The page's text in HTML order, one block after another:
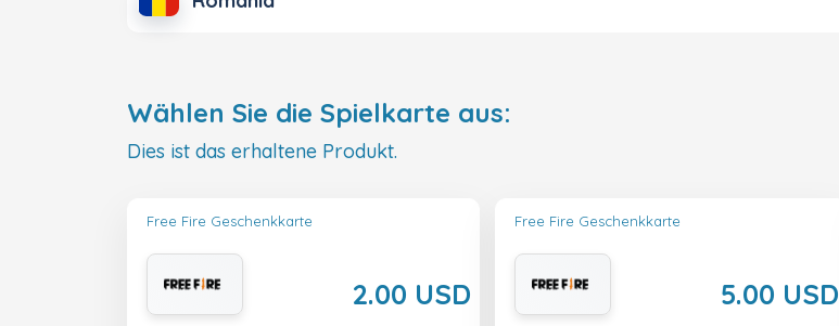
Wählen Sie die Spielkarte aus:
Dies ist das erhaltene Produkt.
Free Fire Geschenkkarte
2.00 USD
Free Fire Geschenkkarte
5.00 USD